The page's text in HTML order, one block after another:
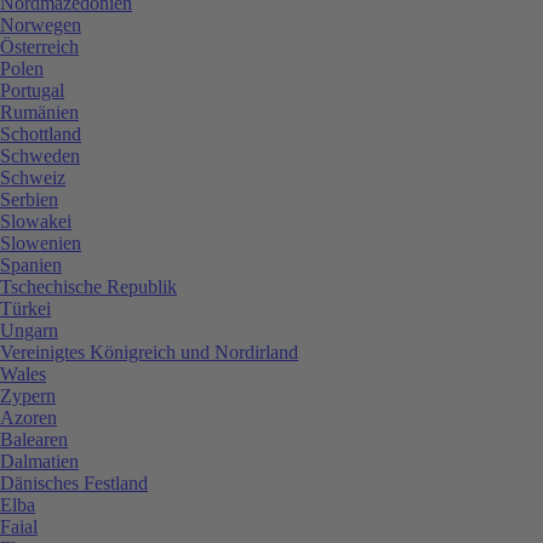
Norwegen
Österreich
Polen
Portugal
Rumänien
Schottland
Schweden
Schweiz
Serbien
Slowakei
Slowenien
Spanien
Tschechische Republik
Türkei
Ungarn
Vereinigtes Königreich und Nordirland
Wales
Zypern
Azoren
Balearen
Dalmatien
Dänisches Festland
Elba
Faial